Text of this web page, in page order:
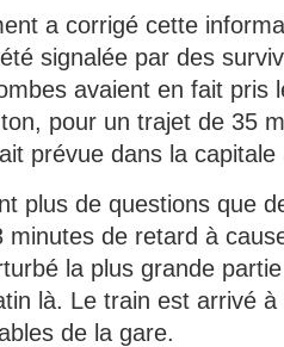
a corrigé cette
signalée par des
avaient en fait pris
pour un trajet de 35
prévue dans la
plus de questions que
de retard à
la plus grande
là. Le train est arrivé
de la gare.